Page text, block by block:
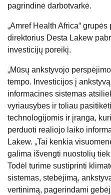
pagrindinė darbotvarkė.
„Amref Health Africa“
direktorius Desta Lakew
investicijų poreikį.
„Mūsų ankstyvojo
tempo. Investicijos į
informacines sistemas
vyriausybes ir toliau
technologijomis ir įranga,
perduoti realiojo laiko
Lakew. „Tai kenkia
galima išvengti nuostolių
Todėl turime sustiprinti
sistemas, stebėjimą,
vertinimą, pagerindami